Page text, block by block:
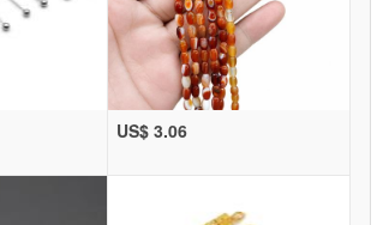
US$ 3.06